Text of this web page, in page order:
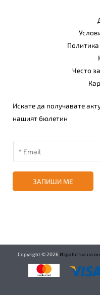
Често
Искате да получавате
нашият бюлетин
ЗАПИШИ МЕ
Copyright ©2026 Изработка на